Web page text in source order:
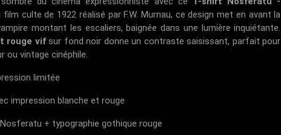
film culte de 1922 réalisé par F.W. Murnau, ce design met en avant la
montant les escaliers, baignée dans une lumière inquiétante.
rouge vifsur fond noir donne un contraste saisissant, parfait pour
ou vintage cinéphile.
limitée
impression blanche et rouge
+ typographie gothique rouge